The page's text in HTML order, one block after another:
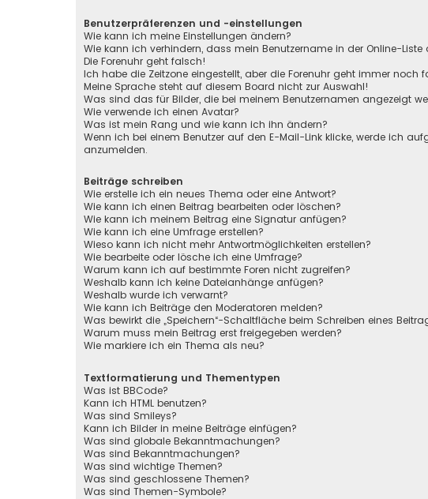
Benutzerpräferenzen und -einstellungen
Wie kann ich meine Einstellungen ändern?
Wie kann ich verhindern, dass mein Benutzername in der Online-
Die Forenuhr geht falsch!
Ich habe die Zeitzone eingestellt, aber die Forenuhr geht immer noch
Meine Sprache steht auf diesem Board nicht zur Auswahl!
Was sind das für Bilder, die bei meinem Benutzernamen angezeigt
Wie verwende ich einen Avatar?
Was ist mein Rang und wie kann ich ihn ändern?
Wenn ich bei einem Benutzer auf den E-Mail-Link klicke, werde ich
anzumelden.
Beiträge schreiben
Wie erstelle ich ein neues Thema oder eine Antwort?
Wie kann ich einen Beitrag bearbeiten oder löschen?
Wie kann ich meinem Beitrag eine Signatur anfügen?
Wie kann ich eine Umfrage erstellen?
Wieso kann ich nicht mehr Antwortmöglichkeiten erstellen?
Wie bearbeite oder lösche ich eine Umfrage?
Warum kann ich auf bestimmte Foren nicht zugreifen?
Weshalb kann ich keine Dateianhänge anfügen?
Weshalb wurde ich verwarnt?
Wie kann ich Beiträge den Moderatoren melden?
Was bewirkt die „Speichern“-Schaltfläche beim Schreiben eines
Warum muss mein Beitrag erst freigegeben werden?
Wie markiere ich ein Thema als neu?
Textformatierung und Thementypen
Was ist BBCode?
Kann ich HTML benutzen?
Was sind Smileys?
Kann ich Bilder in meine Beiträge einfügen?
Was sind globale Bekanntmachungen?
Was sind Bekanntmachungen?
Was sind wichtige Themen?
Was sind geschlossene Themen?
Was sind Themen-Symbole?